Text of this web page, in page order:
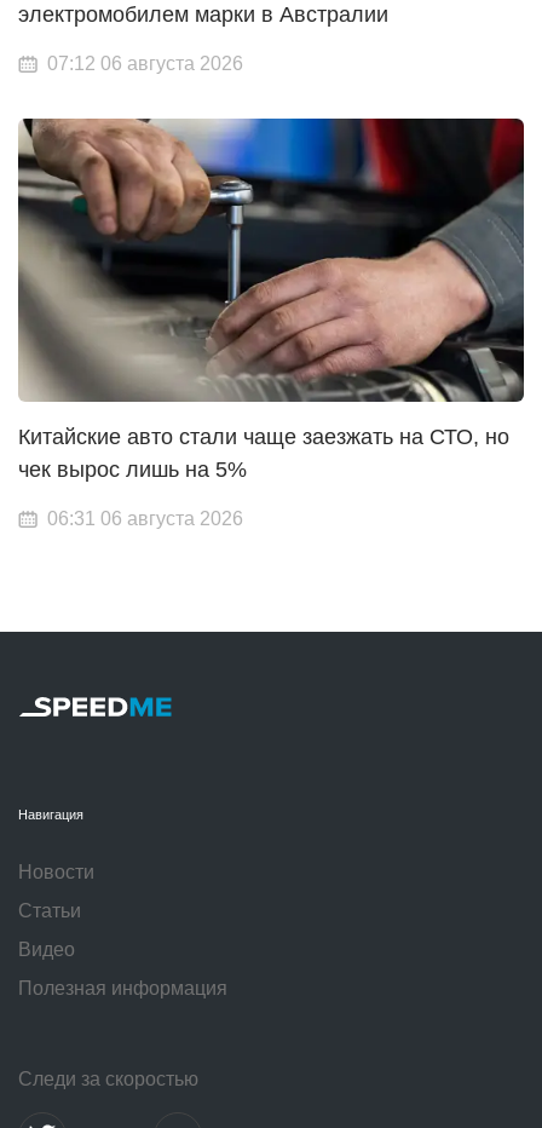
электромобилем марки в Австралии
07:12 06 августа 2026
Китайские авто стали чаще заезжать на СТО, но
чек вырос лишь на 5%
06:31 06 августа 2026
Навигация
Новости
Статьи
Видео
Полезная информация
Следи за скоростью